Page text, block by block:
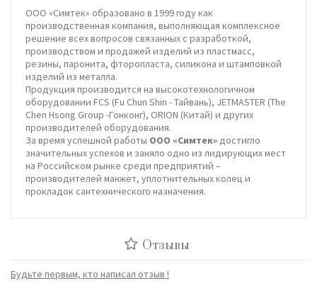
ООО «Симтек» образовано в 1999 году как
производственная компания, выполняющая комплексное
решение всех вопросов связанных с разработкой,
производством и продажей изделий из пластмасс,
резины, паронита, фторопласта, силикона и штамповкой
изделий из металла.
Продукция производится на высокотехнологичном
оборудовании FCS (Fu Chun Shin - Тайвань), JETMASTER (The
Chen Hsong Group -Гонконг), ORION (Китай) и других
производителей оборудования.
За время успешной работы ООО «Симтек»достигло
значительных успехов и заняло одно из лидирующих мест
на Российском рынке среди предприятий –
производителей манжет, уплотнительных колец и
прокладок сантехнического назначения.
Отзывы
Будьте первым, кто написал отзыв !